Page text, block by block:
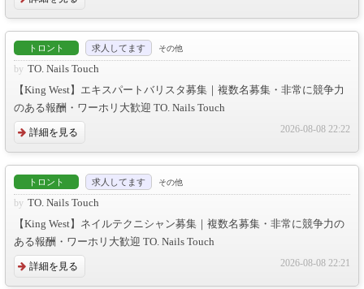
トロント 求人してます その他
TO. Nails Touch
【King West】エキスパートバリスタ募集｜複数名募集・非常に競争力
のある報酬・ワーホリ大歓迎 TO. Nails Touch
詳細を見る 2026-08-08 22:22
トロント 求人してます その他
TO. Nails Touch
【King West】ネイルテクニシャン募集｜複数名募集・非常に競争力の
ある報酬・ワーホリ大歓迎 TO. Nails Touch
詳細を見る 2026-08-08 22:21